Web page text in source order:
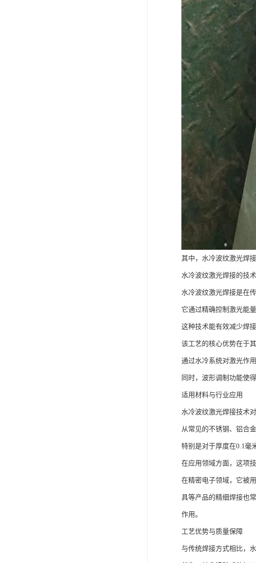
其中，水冷波纹激光焊
水冷波纹激光焊接的技
水冷波纹激光焊接是在
它通过精确控制激光能
这种技术能有效减少焊
该工艺的核心优势在于
通过水冷系统对激光作
同时，波形调制功能使
适用材料与行业应用
水冷波纹激光焊接技术
从常见的不锈钢、铝合
特别是对于厚度在0.1毫
在应用领域方面，这项
在精密电子领域，它被
具等产品的精细焊接也
作用。
工艺优势与质量保障
与传统焊接方式相比，